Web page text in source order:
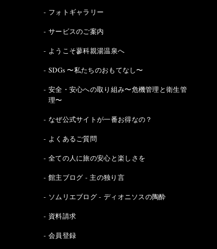
フォトギャラリー
サービスのご案内
ようこそ蓼科親湯温泉へ
SDGs 〜私たちのおもてなし〜
安全・安心への取り組み〜危機管理と衛生管
理〜
なぜ公式サイトが一番お得なの？
よくあるご質問
全ての人に旅の安心と楽しさを
館主ブログ - 主の独り言
ソムリエブログ - ディオニソスの陶酔
資料請求
会員登録